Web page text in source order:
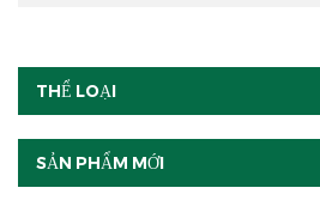
THỂ LOẠI
SẢN PHẨM MỚI